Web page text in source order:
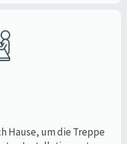
Hause, um die Treppe